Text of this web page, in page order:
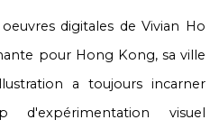
digitales de Vivian Ho
pour Hong Kong, sa ville
a toujours incarner
visuel